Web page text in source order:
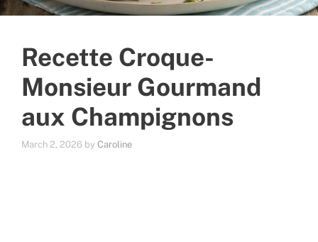
Recette Croque-
Monsieur Gourmand
aux Champignons
March 2, 2026 by Caroline